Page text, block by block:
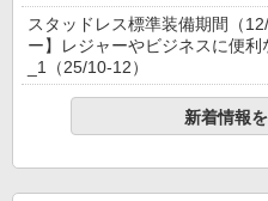
スタッドレス標準装備期間（
ー】レジャーやビジネスに便
_1（25/10-12）
新着情報